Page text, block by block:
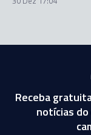
Receba
notícias